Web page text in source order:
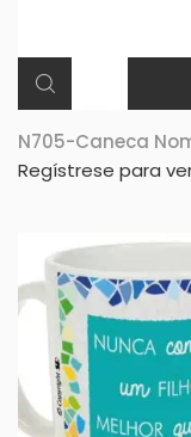
N705-Caneca
Regístrese para